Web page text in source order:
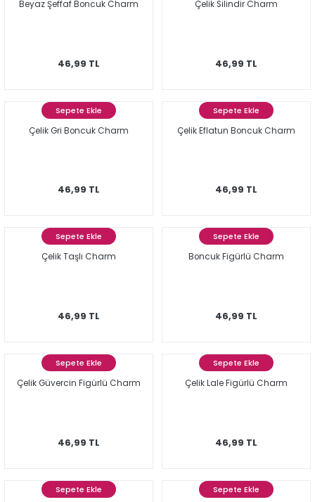
Beyaz Şeffaf Boncuk Charm
46,99 TL
Çelik Silindir Charm
46,99 TL
Sepete Ekle
Çelik Gri Boncuk Charm
46,99 TL
Sepete Ekle
Çelik Eflatun Boncuk Charm
46,99 TL
Sepete Ekle
Çelik Taşlı Charm
46,99 TL
Sepete Ekle
Boncuk Figürlü Charm
46,99 TL
Sepete Ekle
Çelik Güvercin Figürlü Charm
46,99 TL
Sepete Ekle
Çelik Lale Figürlü Charm
46,99 TL
Sepete Ekle Sepete Ekle